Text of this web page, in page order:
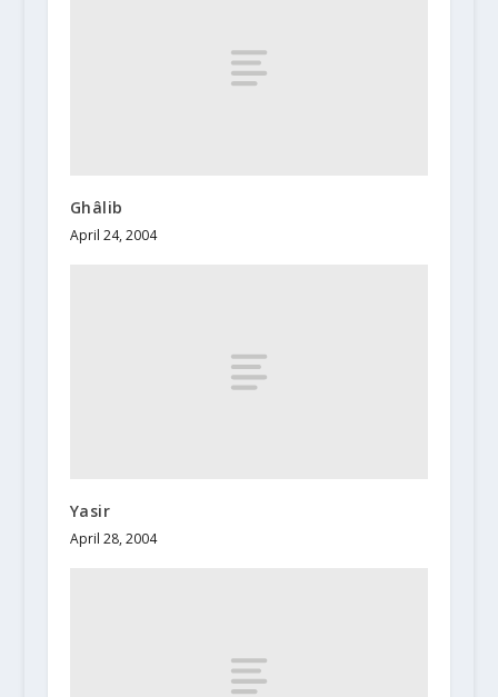
Ghâlib
April 24, 2004
Yasir
April 28, 2004